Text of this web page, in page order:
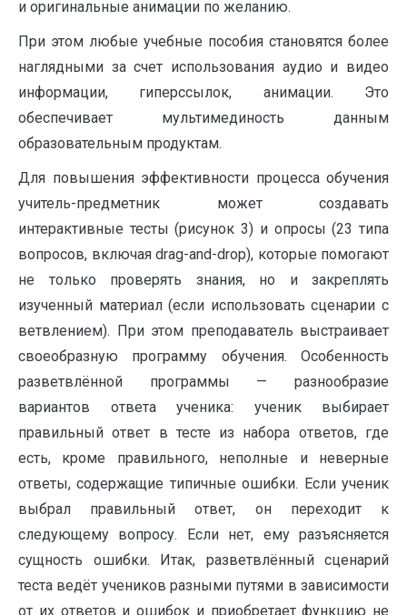
и оригинальные анимации по желанию.
При этом любые учебные пособия становятся более
наглядными за счет использования аудио и видео
информации, гиперссылок, анимации. Это
обеспечивает мультимединость данным
образовательным продуктам.
Для повышения эффективности процесса обучения
учитель-предметник может создавать
интерактивные тесты (рисунок 3) и опросы (23 типа
вопросов, включая drag-and-drop), которые помогают
не только проверять знания, но и закреплять
изученный материал (если использовать сценарии с
ветвлением). При этом преподаватель выстраивает
своеобразную программу обучения. Особенность
разветвлённой программы — разнообразие
вариантов ответа ученика: ученик выбирает
правильный ответ в тесте из набора ответов, где
есть, кроме правильного, неполные и неверные
ответы, содержащие типичные ошибки. Если ученик
выбрал правильный ответ, он переходит к
следующему вопросу. Если нет, ему разъясняется
сущность ошибки. Итак, разветвлённый сценарий
теста ведёт учеников разными путями в зависимости
от их ответов и ошибок и приобретает функцию не